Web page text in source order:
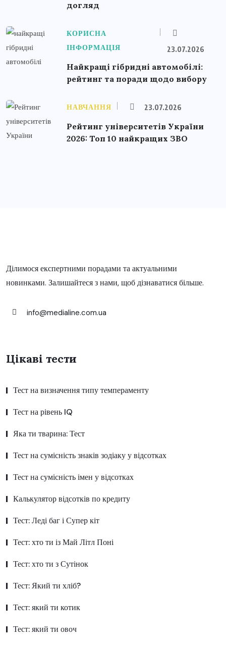
догляд
КОРИСНА
ІНФОРМАЦІЯ
23.07.2026
Найкращі гібридні автомобілі:
рейтинг та поради щодо вибору
НАВЧАННЯ 23.07.2026
Рейтинг університетів України
2026: Топ 10 найкращих ЗВО
Ділимося експертними порадами та актуальними
новинками. Залишайтеся з нами, щоб дізнаватися більше.
info@medialine.com.ua
Цікаві тести
Тест на визначення типу темпераменту
Тест на рівень IQ
Яка ти тварина: Тест
Тест на сумісність знаків зодіаку у відсотках
Тест на сумісність імен у відсотках
Калькулятор відсотків по кредиту
Тест: Леді баг і Супер кіт
Тест: хто ти із Май Літл Поні
Тест: хто ти з Сутінок
Тест: Який ти хліб?
Тест: який ти котик
Тест: який ти овоч